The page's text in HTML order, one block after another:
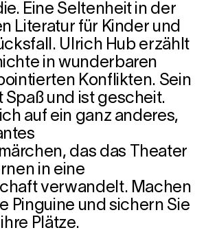
Eine Seltenheit in der
Literatur für Kinder und
Ulrich Hub erzählt
in wunderbaren
Konflikten. Sein
Spaß und ist gescheit.
auf ein ganz anderes,
das das Theater
in eine
verwandelt. Machen
Pinguine und sichern Sie
Plätze.